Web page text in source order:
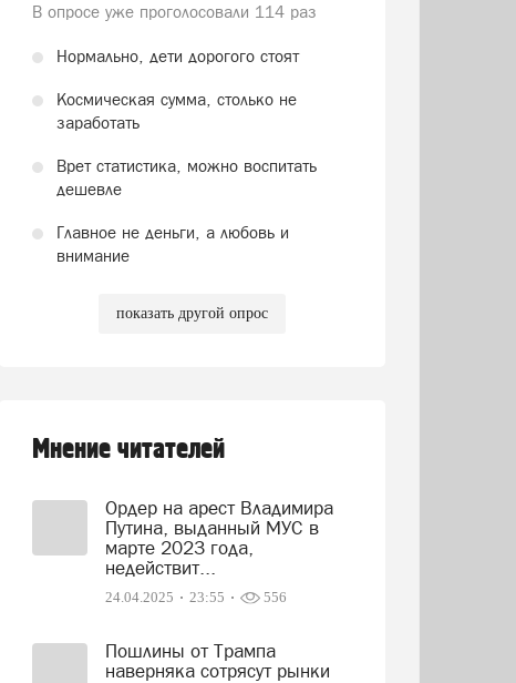
В опросе уже проголосовали 114 раз
Нормально, дети дорогого стоят
Космическая сумма, столько не
заработать
Врет статистика, можно воспитать
дешевле
Главное не деньги, а любовь и
внимание
показать другой опрос
Мнение читателей
Ордер на арест Владимира
Путина, выданный МУС в
марте 2023 года,
недействит...
24.04.2025 23:55 556
Пошлины от Трампа
наверняка сотрясут рынки